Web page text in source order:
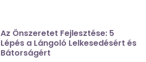
Az Önszeretet Fejlesztése: 5
Lépés a Lángoló Lelkesedésért és
Bátorságért